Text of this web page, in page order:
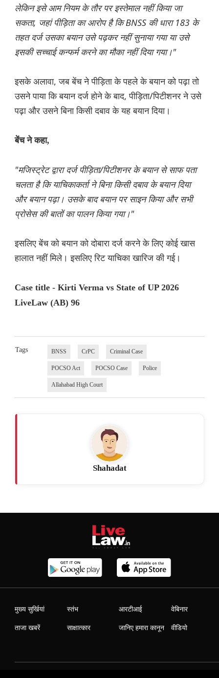
लेकिन इसे आम नियम के तौर पर इस्तेमाल नहीं किया जा
सकता, जहां पीड़िता का आरोप है कि BNSS की धारा 183 के
तहत दर्ज उसका बयान उसे पढ़कर नहीं सुनाया गया या उसे
इसकी सच्चाई कन्फर्म करने का मौका नहीं दिया गया।"
इसके अलावा, जब बेंच ने पीड़िता के पहले के बयान को पढ़ा तो
उसने पाया कि बयान दर्ज होने के बाद, पीड़िता/पिटीशनर ने उसे
पढ़ा और उसने बिना किसी दबाव के यह बयान दिया।
बेंच ने कहा,
"मजिस्ट्रेट द्वारा दर्ज पीड़िता/पिटीशनर के बयान से साफ पता
चलता है कि याचिकाकर्ता ने बिना किसी दबाव के बयान दिया
और बयान पढ़ा। उसके बाद बयान पर साइन किया और सभी
प्रोसेस की बातों का पालन किया गया।"
इसलिए बेंच को बयान को दोबारा दर्ज करने के लिए कोई खास
हालात नहीं मिले। इसलिए रिट याचिका खारिज की गई।
Case title - Kirti Verma vs State of UP 2026
LiveLaw (AB) 96
Tags BNSS CrPC Criminal Case
POCSO Act POCSO Case Police
Allahabad High Court
Shahadat
मुख्य सुर्खियां
ताजा खबरें
स्तंभ
साक्षात्कार
आरटीआई
जानिए हमारा कानून
वेबिनार
वीडियो